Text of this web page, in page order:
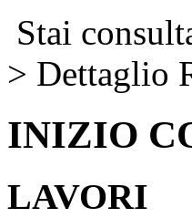
Stai
> Dettaglio
INIZIO
LAVORI